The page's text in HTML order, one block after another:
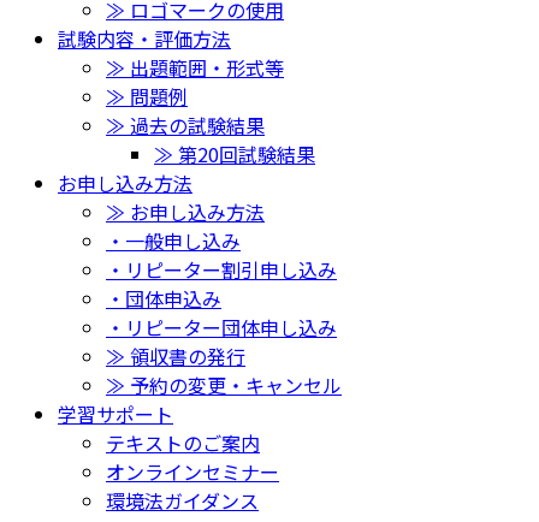
≫ ロゴマークの使用
試験内容・評価方法
≫ 出題範囲・形式等
≫ 問題例
≫ 過去の試験結果
≫ 第20回試験結果
お申し込み方法
≫ お申し込み方法
・一般申し込み
・リピーター割引申し込み
・団体申込み
・リピーター団体申し込み
≫ 領収書の発行
≫ 予約の変更・キャンセル
学習サポート
テキストのご案内
オンラインセミナー
環境法ガイダンス